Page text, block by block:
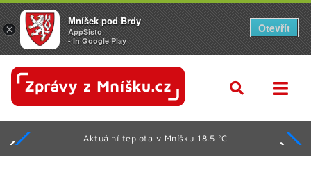
Aktuální teplota v Mníšku 18.5 °C
×
Mníšek pod Brdy
AppSisto
- In Google Play
Otevřít